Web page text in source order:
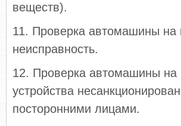
веществ).
11. Проверка автомашины
неисправность.
12. Проверка автомашины на
устройства
посторонними лицами.